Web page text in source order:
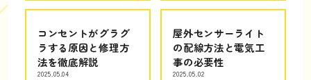
コンセントがグラグ
ラする原因と修理方
法を徹底解説
2025.05.04
屋外センサーライト
の配線方法と電気工
事の必要性
2025.05.02